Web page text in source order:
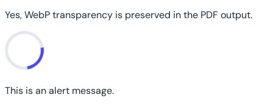
Yes, WebP transparency is preserved in the PDF output.
This is an alert message.